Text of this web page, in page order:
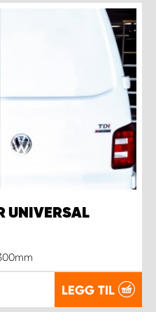
UNIVERSAL
LEGG TIL